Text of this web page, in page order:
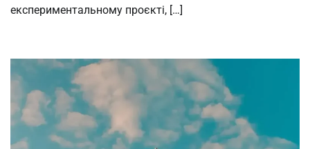
експериментальному проєкті, […]